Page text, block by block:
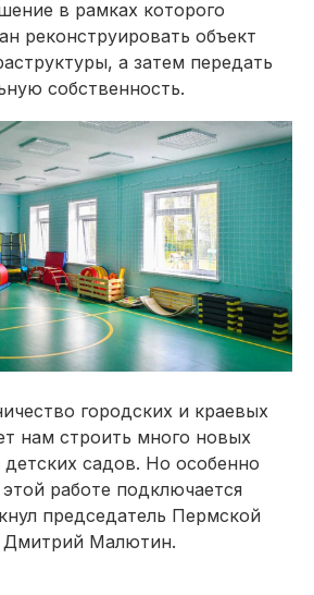
в рамках которого
реконструировать объект
а затем передать
собственность.
городских и краевых
нам строить много новых
садов. Но особенно
работе подключается
председатель Пермской
Малютин.